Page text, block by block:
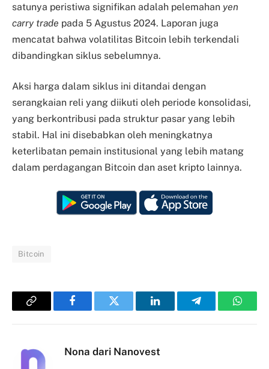
satunya peristiwa signifikan adalah pelemahan yen
carry trade pada 5 Agustus 2024. Laporan juga
mencatat bahwa volatilitas Bitcoin lebih terkendali
dibandingkan siklus sebelumnya.
Aksi harga dalam siklus ini ditandai dengan
serangkaian reli yang diikuti oleh periode konsolidasi,
yang berkontribusi pada struktur pasar yang lebih
stabil. Hal ini disebabkan oleh meningkatnya
keterlibatan pemain institusional yang lebih matang
dalam perdagangan Bitcoin dan aset kripto lainnya.
Bitcoin
Copy
FacebookTwitter LinkedInTelegram
Nona dari Nanovest